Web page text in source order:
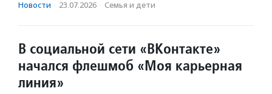
Новости · 23.07.2026 · Семья и дети
В социальной сети «ВКонтакте»
начался флешмоб «Моя карьерная
линия»